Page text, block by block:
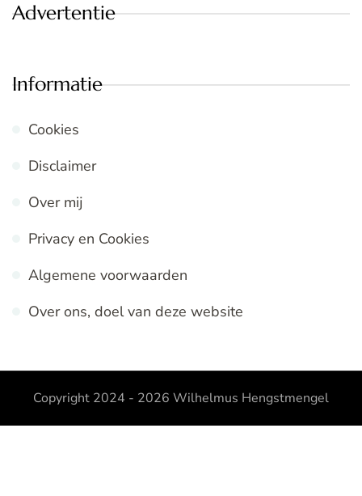
Advertentie
Informatie
Cookies
Disclaimer
Over mij
Privacy en Cookies
Algemene voorwaarden
Over ons, doel van deze website
Copyright 2024 - 2026 Wilhelmus Hengstmengel